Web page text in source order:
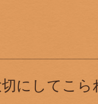
にしてこ